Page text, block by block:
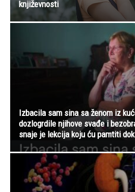
književnosti
Izbacila sam sina sa ženom iz
dozlogrdile njihove svađe i
snaje je lekcija koju ću pamtiti